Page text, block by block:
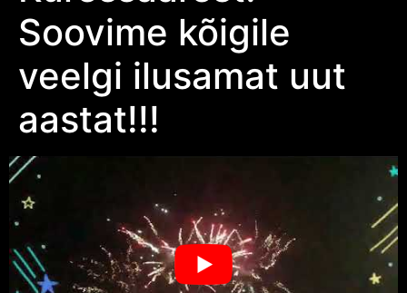
Soovime kõigile
veelgi ilusamat uut
aastat!!!